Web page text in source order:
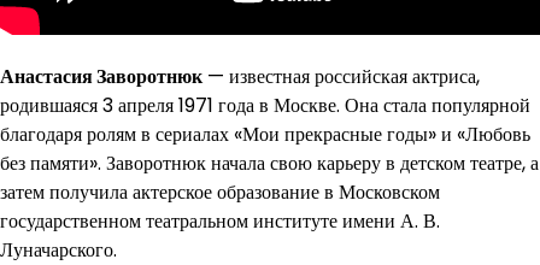
Анастасия Заворотнюк— известная российская актриса,
родившаяся 3 апреля 1971 года в Москве. Она стала популярной
благодаря ролям в сериалах «Мои прекрасные годы» и «Любовь
без памяти». Заворотнюк начала свою карьеру в детском театре, а
затем получила актерское образование в Московском
государственном театральном институте имени А. В.
Луначарского.